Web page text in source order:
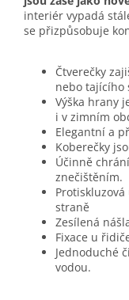
interiér vypadá
se přizpůsobuje
Čtverečky
nebo tajícího
Výška hrany
i v zimním
Elegantní a
Koberečky
Účinně
znečištěním.
straně
Zesílená
Fixace u
Jednoduché
vodou.